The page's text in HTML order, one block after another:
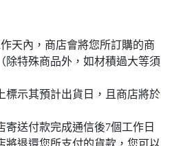
天內，商店會將您所訂購的商
除特殊商品外，如材積過大等須
標示其預計出貨日，且商店將於
送付款完成通信後7個工作日
將退還您所支付的貨款，您可以